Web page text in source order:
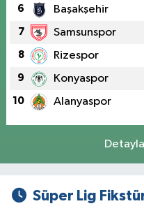
6 Başakşehir
7 Samsunspor
8 Rizespor
9 Konyaspor
10 Alanyaspor
Süper Lig